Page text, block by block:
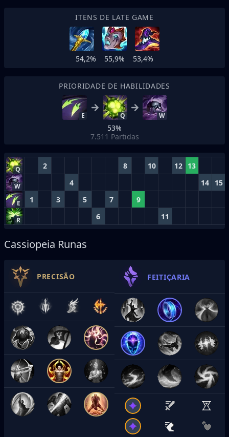
ITENS DE LATE GAME
54,2% 55,9% 53,4%
PRIORIDADE DE HABILIDADES
E Q W
53%
7.511 Partidas
Q 2 8 10 12 13
W 4 14 15
E 1 3 5 7 9
R 6 11
Cassiopeia Runas
PRECISÃO FEITIÇARIA